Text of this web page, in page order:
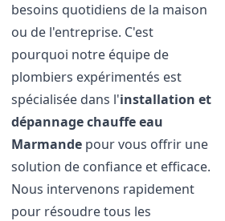
besoins quotidiens de la maison
ou de l'entreprise. C'est
pourquoi notre équipe de
plombiers expérimentés est
spécialisée dans l'installation et
dépannage chauffe eau
Marmande pour vous offrir une
solution de confiance et efficace.
Nous intervenons rapidement
pour résoudre tous les